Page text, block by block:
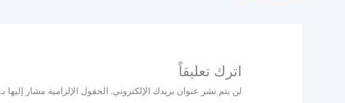
اترك تعليقاً
لن يتم نشر عنوان بريدك الإلكتروني. الحقول الإلزامية مشار إليها بـ